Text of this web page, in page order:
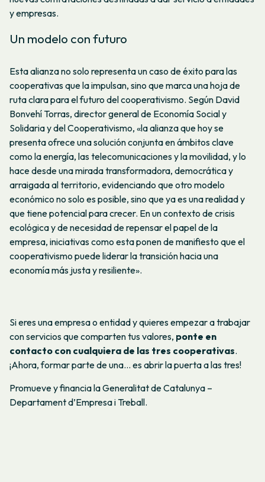
y empresas.
Un modelo con futuro
Esta alianza no solo representa un caso de éxito para las
cooperativas que la impulsan, sino que marca una hoja de
ruta clara para el futuro del cooperativismo. Según David
Bonvehí Torras, director general de Economía Social y
Solidaria y del Cooperativismo, «la alianza que hoy se
presenta ofrece una solución conjunta en ámbitos clave
como la energía, las telecomunicaciones y la movilidad, y lo
hace desde una mirada transformadora, democrática y
arraigada al territorio, evidenciando que otro modelo
económico no solo es posible, sino que ya es una realidad y
que tiene potencial para crecer. En un contexto de crisis
ecológica y de necesidad de repensar el papel de la
empresa, iniciativas como esta ponen de manifiesto que el
cooperativismo puede liderar la transición hacia una
economía más justa y resiliente».
Si eres una empresa o entidad y quieres empezar a trabajar
con servicios que comparten tus valores, ponte en
contacto con cualquiera de las tres cooperativas.
¡Ahora, formar parte de una… es abrir la puerta a las tres!
Promueve y financia la Generalitat de Catalunya –
Departament d’Empresa i Treball.